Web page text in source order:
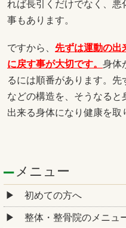
れば長引くだけでなく、悪
事もあります。
ですから、 先ずは運動の出
に戻す事が大切です。 身体
るには順番があります。先
などの構造を、そうなる
出来る身体になり健康を取
メニュー
初めての方へ
整体・整骨院のメニュ